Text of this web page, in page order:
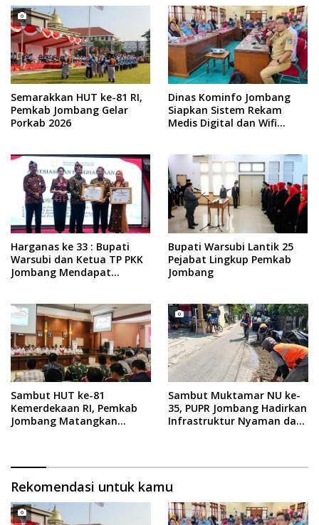
Semarakkan HUT ke-81 RI,
Pemkab Jombang Gelar
Porkab 2026
Dinas Kominfo Jombang
Siapkan Sistem Rekam
Medis Digital dan Wifi
Harganas ke 33 : Bupati
Warsubi dan Ketua TP PKK
Jombang Mendapat
Bupati Warsubi Lantik 25
Pejabat Lingkup Pemkab
Jombang
Sambut HUT ke-81
Kemerdekaan RI, Pemkab
Jombang Matangkan
Sambut Muktamar NU ke-
35, PUPR Jombang Hadirkan
Infrastruktur Nyaman dan
Rekomendasi untuk kamu